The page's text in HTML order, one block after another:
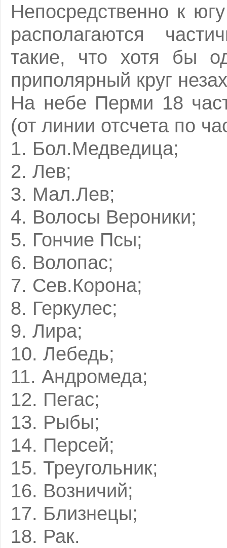
Непосредственно к
располагаются
такие, что хотя бы
приполярный круг
На небе Перми 18
(от линии отсчета по
1. Бол.Медведица;
2. Лев;
3. Мал.Лев;
4. Волосы Вероники;
5. Гончие Псы;
6. Волопас;
7. Сев.Корона;
8. Геркулес;
9. Лира;
10. Лебедь;
11. Андромеда;
12. Пегас;
13. Рыбы;
14. Персей;
15. Треугольник;
16. Возничий;
17. Близнецы;
18. Рак.